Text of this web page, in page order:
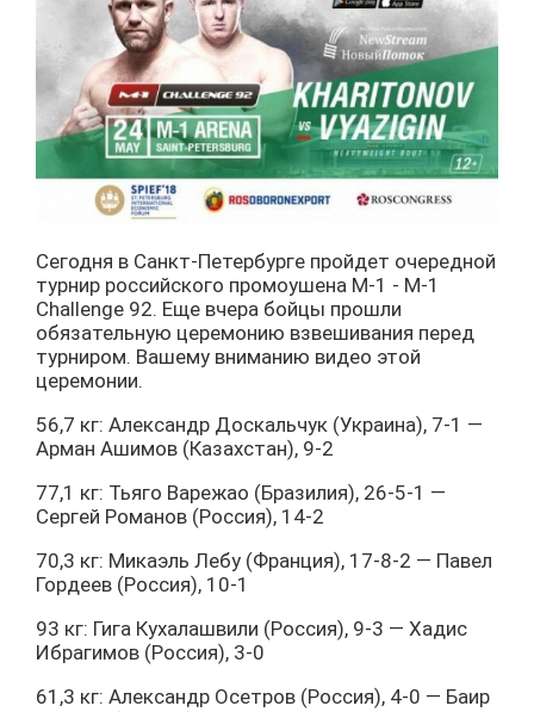
Сегодня в Санкт-Петербурге пройдет очередной
турнир российского промоушена М-1 - M-1
Challenge 92. Еще вчера бойцы прошли
обязательную церемонию взвешивания перед
турниром. Вашему вниманию видео этой
церемонии.
56,7 кг: Александр Доскальчук (Украина), 7-1 —
Арман Ашимов (Казахстан), 9-2
77,1 кг: Тьяго Варежао (Бразилия), 26-5-1 —
Сергей Романов (Россия), 14-2
70,3 кг: Микаэль Лебу (Франция), 17-8-2 — Павел
Гордеев (Россия), 10-1
93 кг: Гига Кухалашвили (Россия), 9-3 — Хадис
Ибрагимов (Россия), 3-0
61,3 кг: Александр Осетров (Россия), 4-0 — Баир